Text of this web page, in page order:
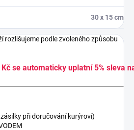
30 x 15 cm
rozlišujeme podle zvoleného způsobu
se automaticky uplatní 5% sleva
při doručování kurýrovi)